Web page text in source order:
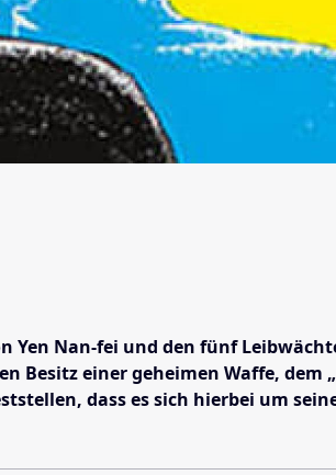
Nan-fei und den fünf
einer geheimen Waffe,
dass es sich hierbei um